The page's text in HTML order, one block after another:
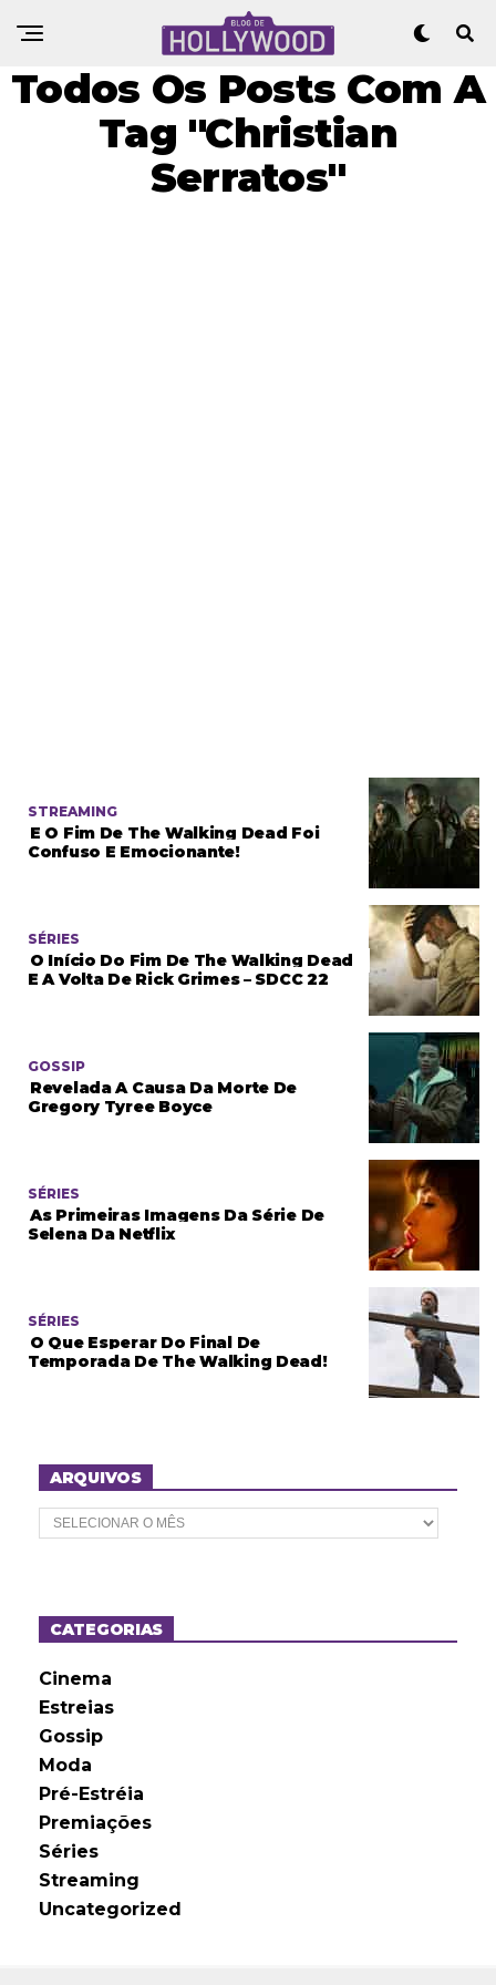
Todos Os Posts Com A
Tag "Christian
Serratos"
STREAMING
E O Fim De The Walking Dead Foi
Confuso E Emocionante!
SÉRIES
O Início Do Fim De The Walking Dead
E A Volta De Rick Grimes – SDCC 22
GOSSIP
Revelada A Causa Da Morte De
Gregory Tyree Boyce
SÉRIES
As Primeiras Imagens Da Série De
Selena Da Netflix
SÉRIES
O Que Esperar Do Final De
Temporada De The Walking Dead!
ARQUIVOS
A
r
o
sCATEGORIAS
Cinema
Estreias
Gossip
Moda
Pré-Estréia
Premiações
Séries
Streaming
Uncategorized